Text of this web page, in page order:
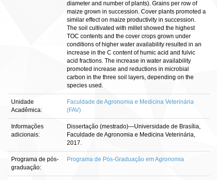
diameter and number of plants). Grains per row of
maize grown in succession. Cover plants promoted a
similar effect on maize productivity in succession.
The soil cultivated with millet showed the highest
TOC contents and the cover crops grown under
conditions of higher water availability resulted in an
increase in the C content of humic acid and fulvic
acid fractions. The increase in water availability
promoted increase and reductions in microbial
carbon in the three soil layers, depending on the
species used.
Unidade
Acadêmica:
Faculdade de Agronomia e Medicina Veterinária
(FAV)
Informações
adicionais:
Dissertação (mestrado)—Universidade de Brasília,
Faculdade de Agronomia e Medicina Veterinária,
2017.
Programa de pós-
graduação:
Programa de Pós-Graduação em Agronomia